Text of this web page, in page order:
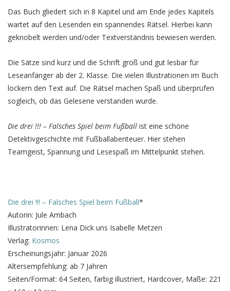
Das Buch gliedert sich in 8 Kapitel und am Ende jedes Kapitels
wartet auf den Lesenden ein spannendes Rätsel. Hierbei kann
geknobelt werden und/oder Textverständnis bewiesen werden.
Die Sätze sind kurz und die Schrift groß und gut lesbar für
Leseanfänger ab der 2. Klasse. Die vielen Illustrationen im Buch
lockern den Text auf. Die Rätsel machen Spaß und überprüfen
sogleich, ob das Gelesene verstanden wurde.
Die drei !!! – Falsches Spiel beim Fußball ist eine schöne
Detektivgeschichte mit Fußballabenteuer. Hier stehen
Teamgeist, Spannung und Lesespaß im Mittelpunkt stehen.
Die drei !!! – Falsches Spiel beim Fußball*
Autorin: Jule Ambach
Illustratorinnen: Lena Dick uns Isabelle Metzen
Verlag: Kosmos
Erscheinungsjahr: Januar 2026
Altersempfehlung: ab 7 Jahren
Seiten/Format: 64 Seiten, farbig illustriert, Hardcover, Maße: 221